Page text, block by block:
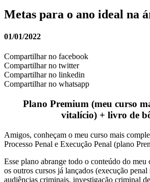
Metas para o ano ideal na
01/01/2022
Compartilhar no facebook
Compartilhar no twitter
Compartilhar no linkedin
Compartilhar no whatsapp
Plano Premium (meu curso
vitalício) + livro de
Amigos, conheçam o meu curso mais
Processo Penal e Execução Penal (plano
Esse plano abrange todo o conteúdo do meu
os outros cursos já lançados (execução
audiências criminais, investigação criminal